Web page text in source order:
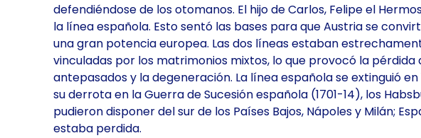
defendiéndose de los otomanos. El hijo de Carlos, Felipe el
la línea española. Esto sentó las bases para que Austria se
una gran potencia europea. Las dos líneas estaban
vinculadas por los matrimonios mixtos, lo que provocó la pérdida
antepasados y la degeneración. La línea española se extinguió en
su derrota en la Guerra de Sucesión española (1701-14), los
pudieron disponer del sur de los Países Bajos, Nápoles y Milán;
estaba perdida.